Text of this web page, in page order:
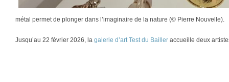
métal permet de plonger dans l’imaginaire de la nature (© Pierre Nouvelle).
Jusqu’au 22 février 2026, la galerie d’art Test du Bailler accueille deux